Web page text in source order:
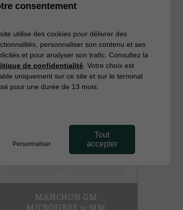
MANCHON GM
MICROFIBRE 12 MM
consentement
utilise des cookies pour délivrer des
personnaliser son contenu et ses
et pour analyser son trafic. Consultez la
de confidentialité . Votre choix est
uniquement sur ce site et sur le terminal
pour une durée de 13 mois.
Tout
accepter
Personnaliser